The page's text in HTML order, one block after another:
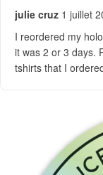
julie cruz 1 juillet
I reordered my
it was 2 or 3 days.
tshirts that I